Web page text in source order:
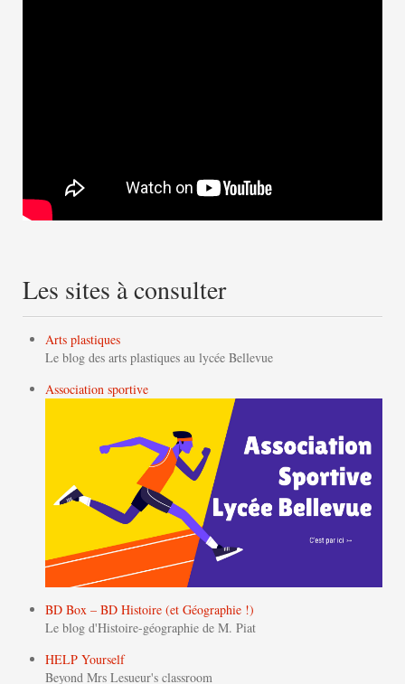
Les sites à consulter
Arts plastiques
Le blog des arts plastiques au lycée Bellevue
Association sportive
BD Box – BD Histoire (et Géographie !)
Le blog d'Histoire-géographie de M. Piat
HELP Yourself
Beyond Mrs Lesueur's classroom